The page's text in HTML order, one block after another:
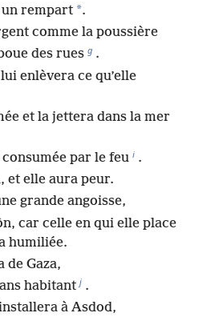
rempart *.
comme la poussière
des rues g .
enlèvera ce qu’elle
et la jettera dans la mer
par le feu i .
et elle aura peur.
grande angoisse,
car celle en qui elle place
humiliée.
Gaza,
habitant j .
à Asdod,